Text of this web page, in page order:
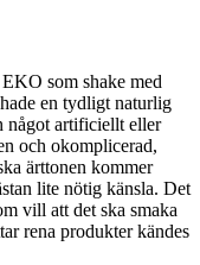
som shake med
en tydligt naturlig
något artificiellt eller
och okomplicerad,
ärttonen kommer
lite nötig känsla. Det
vill att det ska smaka
rena produkter kändes